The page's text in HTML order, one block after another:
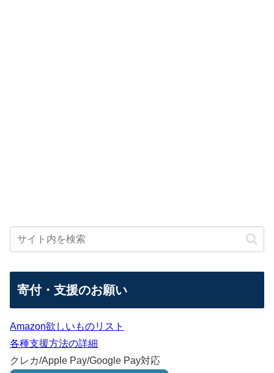
寄付・支援のお願い
Amazon欲しいものリスト
各種支援方法の詳細
クレカ/Apple Pay/Google Pay対応